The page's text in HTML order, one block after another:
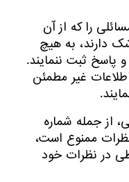
را که از آن
دارند، به هیچ
ثبت ننمایند.
غیر مطمئن
از جمله شماره
ممنوع است،
در نظرات خود